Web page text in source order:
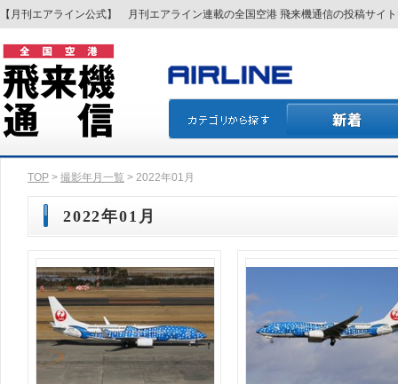
【月刊エアライン公式】 月刊エアライン連載の全国空港 飛来機通信の投稿サイ
TOP > 撮影年月一覧 > 2022年01月
2022年01月